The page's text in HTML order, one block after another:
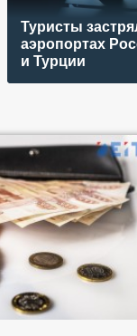
Туристы
аэропортах
и Турции